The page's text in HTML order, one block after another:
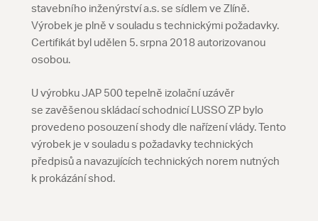
stavebního inženýrství a.s. se sídlem ve Zlíně.
Výrobek je plně v souladu s technickými požadavky.
Certifikát byl udělen 5. srpna 2018 autorizovanou
osobou.
U výrobku JAP 500 tepelně izolační uzávěr
se zavěšenou skládací schodnicí LUSSO ZP bylo
provedeno posouzení shody dle nařízení vlády. Tento
výrobek je v souladu s požadavky technických
předpisů a navazujících technických norem nutných
k prokázání shod.